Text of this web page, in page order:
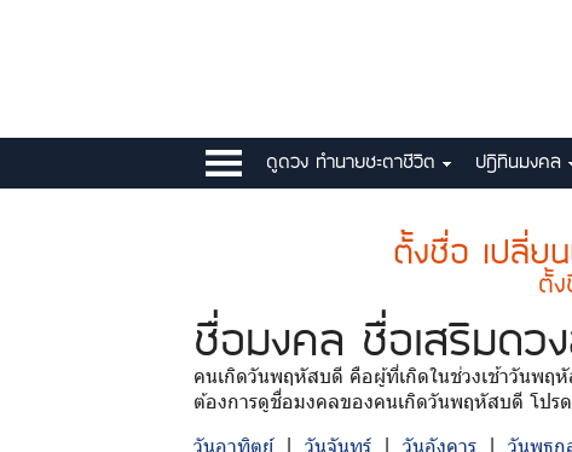
ดูดวง ทำนายชะตาชีวิต ปฎิทินมงคล
ตั้งชื่อ เปลี่ย
ตั้
ชื่อมงคล ชื่อเสริมดวง
คนเกิดวันพฤหัสบดี คือผู้ที่เกิดในช่วงเช้าวันพฤ
ต้องการดูชื่อมงคลของคนเกิดวันพฤหัสบดี โปร
วันอาทิตย์| วันจันทร์ | วันอังคาร | วันพุธก